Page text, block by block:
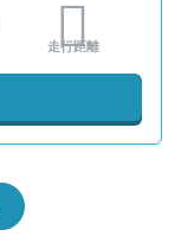
走行距離